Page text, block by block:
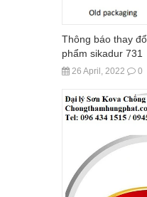
Thông báo thay
phẩm sikadur 731
26 April, 2022 0